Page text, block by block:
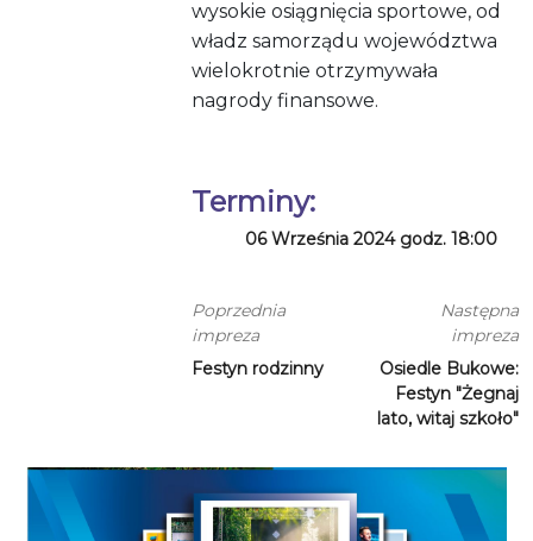
wysokie osiągnięcia sportowe, od
władz samorządu województwa
wielokrotnie otrzymywała
nagrody finansowe.
Terminy:
06 Września 2024 godz. 18:00
Poprzednia
impreza
Festyn rodzinny
Następna
impreza
Osiedle Bukowe:
Festyn "Żegnaj
lato, witaj szkoło"